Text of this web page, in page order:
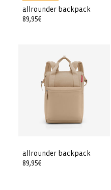
allrounder backpack
Prezzo
89,95€
allrounder backpack
Prezzo
89,95€